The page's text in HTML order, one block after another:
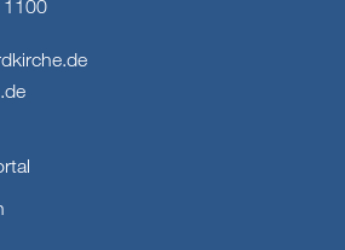
1100
.de
.de